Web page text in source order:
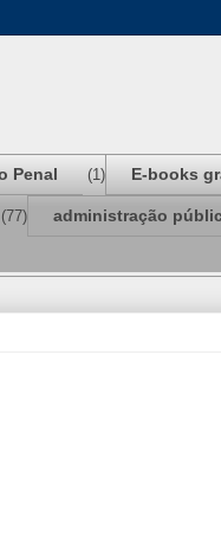
Penal (1) E-books
(77) administração